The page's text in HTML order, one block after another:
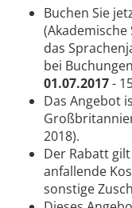
Buchen Sie
das
bei
01.07.2017-
Das Angebot
2018).
Der Rabatt
anfallende
sonstige